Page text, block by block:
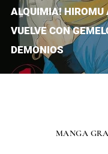
ALQUIMIA! HIROMU
VUELVE CON
DEMONIOS
MANGA